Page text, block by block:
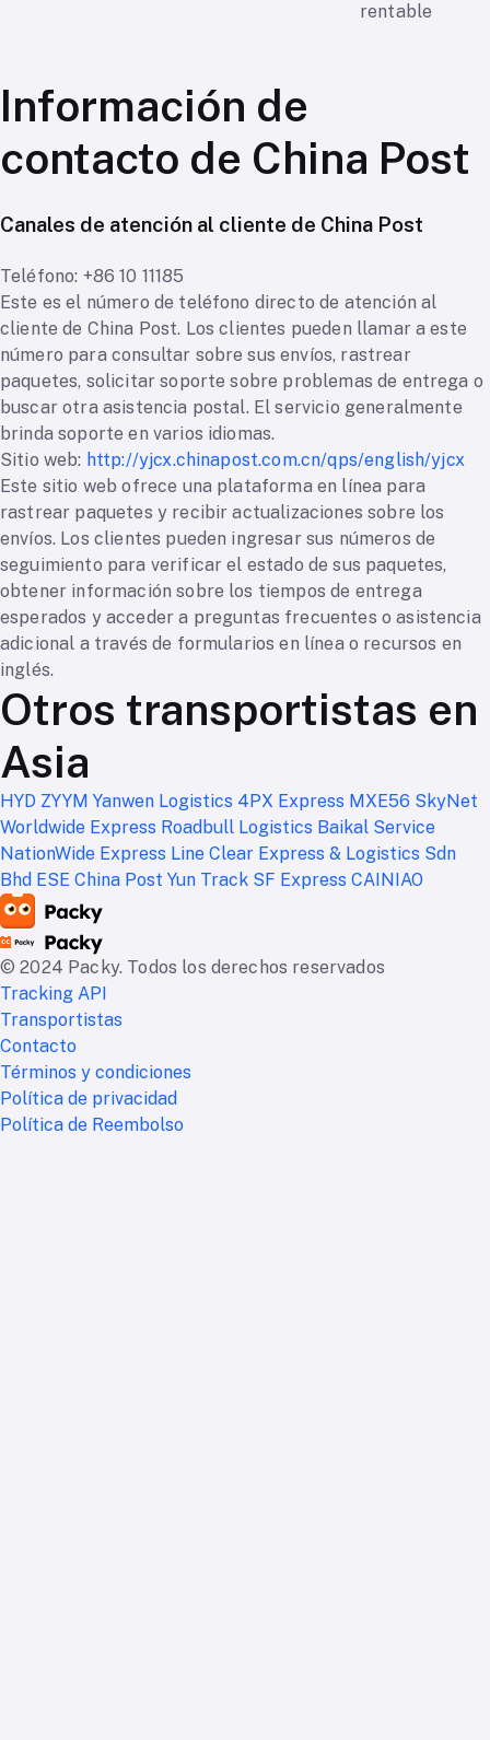
rentable
Información de
contacto de China Post
Canales de atención al cliente de China Post
Teléfono: +86 10 11185
Este es el número de teléfono directo de atención al
cliente de China Post. Los clientes pueden llamar a este
número para consultar sobre sus envíos, rastrear
paquetes, solicitar soporte sobre problemas de entrega o
buscar otra asistencia postal. El servicio generalmente
brinda soporte en varios idiomas.
Sitio web: http://yjcx.chinapost.com.cn/qps/english/yjcx
Este sitio web ofrece una plataforma en línea para
rastrear paquetes y recibir actualizaciones sobre los
envíos. Los clientes pueden ingresar sus números de
seguimiento para verificar el estado de sus paquetes,
obtener información sobre los tiempos de entrega
esperados y acceder a preguntas frecuentes o asistencia
adicional a través de formularios en línea o recursos en
inglés.
Otros transportistas en
Asia
HYD ZYYM Yanwen Logistics 4PX Express MXE56 SkyNet
Worldwide Express Roadbull Logistics Baikal Service
NationWide Express Line Clear Express & Logistics Sdn
Bhd ESE China Post Yun Track SF Express CAINIAO
© 2024 Packy. Todos los derechos reservados
Tracking API
Transportistas
Contacto
Términos y condiciones
Política de privacidad
Política de Reembolso